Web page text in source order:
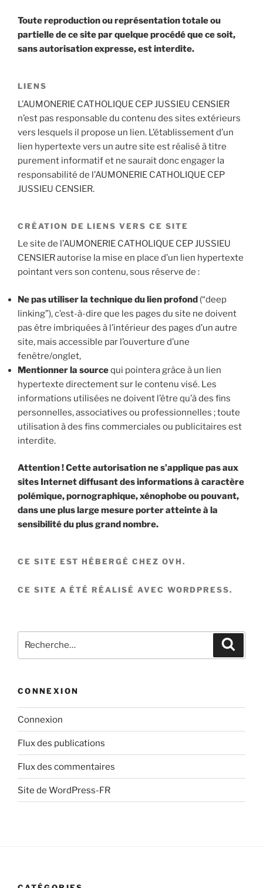
Toute reproduction ou représentation totale ou
partielle de ce site par quelque procédé que ce soit,
sans autorisation expresse, est interdite.
LIENS
L’AUMONERIE CATHOLIQUE CEP JUSSIEU CENSIER
n’est pas responsable du contenu des sites extérieurs
vers lesquels il propose un lien. L’établissement d’un
lien hypertexte vers un autre site est réalisé à titre
purement informatif et ne saurait donc engager la
responsabilité de l’AUMONERIE CATHOLIQUE CEP
JUSSIEU CENSIER.
CRÉATION DE LIENS VERS CE SITE
Le site de l’AUMONERIE CATHOLIQUE CEP JUSSIEU
CENSIER autorise la mise en place d’un lien hypertexte
pointant vers son contenu, sous réserve de :
Ne pas utiliser la technique du lien profond (“deep
linking”), c’est-à-dire que les pages du site ne doivent
pas être imbriquées à l’intérieur des pages d’un autre
site, mais accessible par l’ouverture d’une
fenêtre/onglet,
Mentionner la sourcequi pointera grâce à un lien
hypertexte directement sur le contenu visé. Les
informations utilisées ne doivent l’être qu’à des fins
personnelles, associatives ou professionnelles ; toute
utilisation à des fins commerciales ou publicitaires est
interdite.
Attention ! Cette autorisation ne s’applique pas aux
sites Internet diffusant des informations à caractère
polémique, pornographique, xénophobe ou pouvant,
dans une plus large mesure porter atteinte à la
sensibilité du plus grand nombre.
CE SITE EST HÉBERGÉ CHEZ OVH.
CE SITE A ÉTÉ RÉALISÉ AVEC WORDPRESS.
pour
CONNEXION
Connexion
Flux des publications
Flux des commentaires
Site de WordPress-FR